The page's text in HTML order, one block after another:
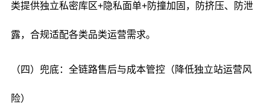
类提供独立私密库区+隐私面单+防撞加固，防挤压、防泄
露，合规适配各类品类运营需求。
（四）兜底：全链路售后与成本管控（降低独立站运营风
险）